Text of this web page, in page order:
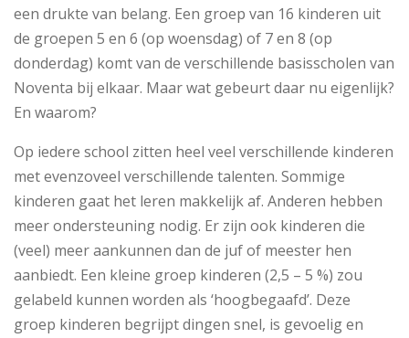
een drukte van belang. Een groep van 16 kinderen uit
de groepen 5 en 6 (op woensdag) of 7 en 8 (op
donderdag) komt van de verschillende basisscholen van
Noventa bij elkaar. Maar wat gebeurt daar nu eigenlijk?
En waarom?
Op iedere school zitten heel veel verschillende kinderen
met evenzoveel verschillende talenten. Sommige
kinderen gaat het leren makkelijk af. Anderen hebben
meer ondersteuning nodig. Er zijn ook kinderen die
(veel) meer aankunnen dan de juf of meester hen
aanbiedt. Een kleine groep kinderen (2,5 – 5 %) zou
gelabeld kunnen worden als ‘hoogbegaafd’. Deze
groep kinderen begrijpt dingen snel, is gevoelig en